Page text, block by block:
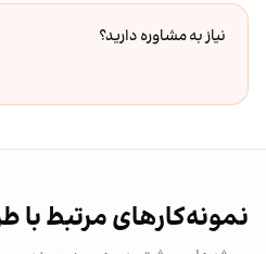
نیاز به مشاوره دارید؟
نمونه‌کارهای مرتبط با